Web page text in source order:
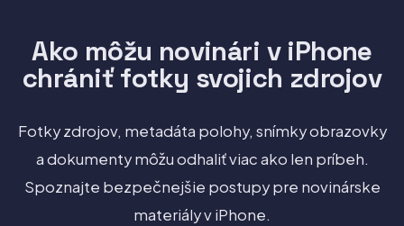
Ako môžu novinári v iPhone
chrániť fotky svojich zdrojov
Fotky zdrojov, metadáta polohy, snímky obrazovky
a dokumenty môžu odhaliť viac ako len príbeh.
Spoznajte bezpečnejšie postupy pre novinárske
materiály v iPhone.